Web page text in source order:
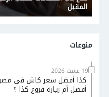
المقبل
منوعات
19 غشت 2026
كذا أفضل سعر كاش في مصر
أفضل أم زيارة فروع كذا ؟